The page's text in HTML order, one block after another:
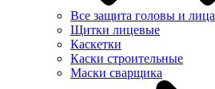
Все защита головы и лица
Щитки лицевые
Каскетки
Каски строительные
Маски сварщика